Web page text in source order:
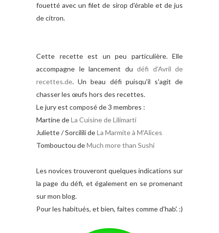
fouetté avec un filet de sirop d'érable et de jus
de citron.
Cette recette est un peu particulière. Elle
accompagne le lancement du défi d'Avril de
recettes.de. Un beau défi puisqu'il s'agit de
chasser les œufs hors des recettes.
Le jury est composé de 3 membres :
Martine deLa Cuisine de Lilimarti
Juliette / Sorcilili deLa Marmite à M'Alices
Tombouctou deMuch more than Sushi
Les novices trouveront quelques indications sur
la page du défi, et également en se promenant
sur mon blog.
Pour les habitués, et bien, faites comme d'hab'. :)